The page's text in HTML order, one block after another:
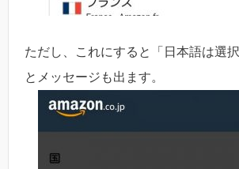
ただし、これにすると「日本語は選
とメッセージも出ます。